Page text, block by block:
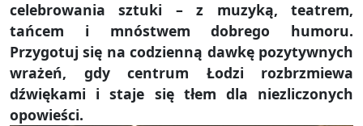
celebrowania sztuki – z muzyką, teatrem,
tańcem i mnóstwem dobrego humoru.
Przygotuj się na codzienną dawkę pozytywnych
wrażeń, gdy centrum Łodzi rozbrzmiewa
dźwiękami i staje się tłem dla niezliczonych
opowieści.